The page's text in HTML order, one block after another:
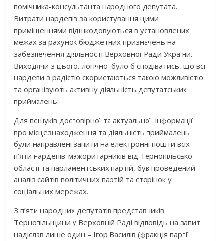
помічника-консультанта народного депутата.
Витрати нардепів за користування цими
приміщеннями відшкодовуються в установлених
межах за рахунок бюджетних призначень на
забезпечення діяльності Верховної Ради України.
Виходячи з цього, логічно було б сподіватись, що всі
нардепи з радістю скористаються такою можливістю
та організують активну діяльність депутатських
приймалень.
Для пошуків достовірної та актуальної інформації
про місцезнаходження та діяльність приймалень
були направлені запити на електронні пошти всіх
п’яти нардепів-мажоритарників від Тернопільської
області та парламентських партій, був проведений
аналіз сайтів політичних партій та сторінок у
соціальних мережах.
З п’яти народних депутатів представників
Тернопільщини у Верховній Раді відповідь на запит
надіслав лише один – Ігор Василів (фракція партії